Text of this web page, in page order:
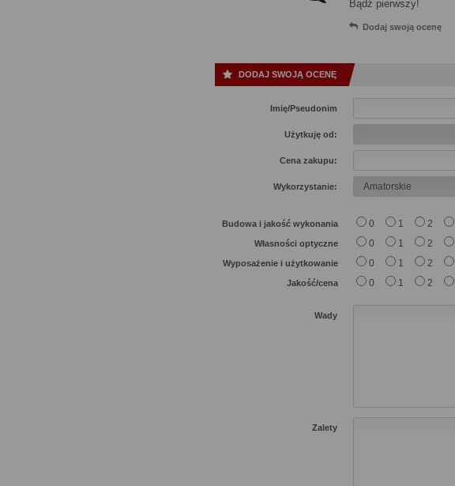
Bądź pierwszy!
Dodaj swoją ocenę
DODAJ SWOJĄ OCENĘ
Imię/Pseudonim
Użytkuję od:
Cena zakupu:
Wykorzystanie:
Budowa i jakość wykonania 0 1 2
Własności optyczne 0 1 2
Wyposażenie i użytkowanie 0 1 2
Jakość/cena 0 1 2
Wady
Zalety